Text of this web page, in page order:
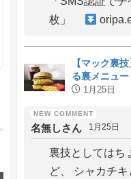
枚」
【マック裏
る裏メニュ
ド】1月25日
名無しさん 1月25日
裏技としてはち
ど、 シャカチ